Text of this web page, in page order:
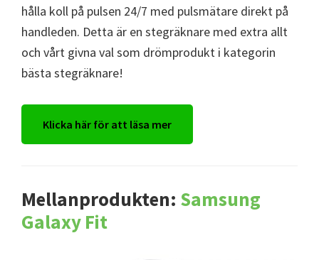
hålla koll på pulsen 24/7 med pulsmätare direkt på
handleden. Detta är en stegräknare med extra allt
och vårt givna val som drömprodukt i kategorin
bästa stegräknare!
Klicka här för att läsa mer
Mellanprodukten: Samsung
Galaxy Fit